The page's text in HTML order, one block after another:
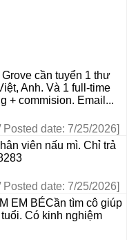
cần tuyển 1 thư
Anh. Và 1 full-time
+ commision. Email...
Posted date: 7/25/2026]
viên nấu mì. Chỉ trả
Posted date: 7/25/2026]
EM BÉCần tìm cô giúp
Có kinh nghiệm